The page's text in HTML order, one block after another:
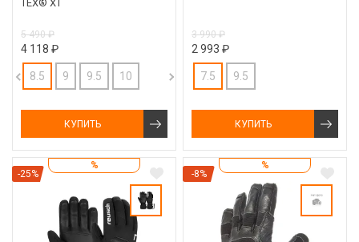
TEX® XT
5 490 ₽
4 118 ₽
8.5 9 9.5 10
КУПИТЬ
3 990 ₽
2 993 ₽
7.5 9.5
КУПИТЬ
%
-25%
%
-8%